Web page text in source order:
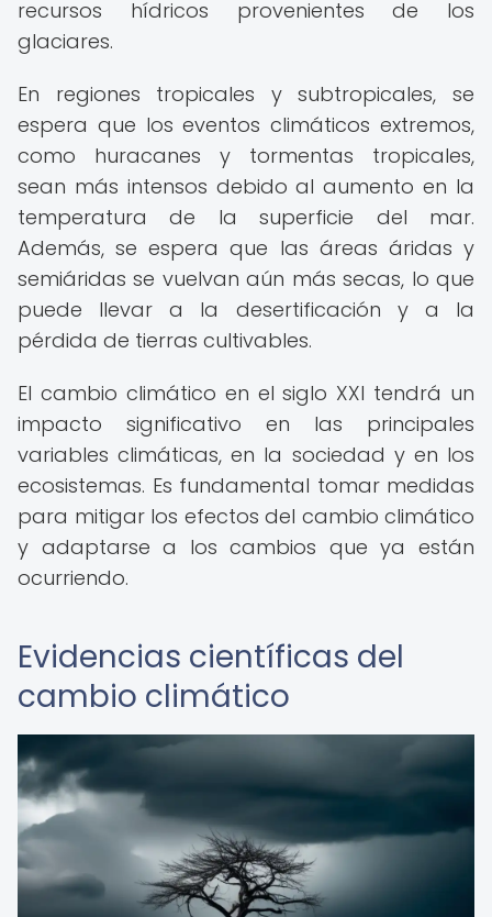
recursos hídricos provenientes de los
glaciares.
En regiones tropicales y subtropicales, se
espera que los eventos climáticos extremos,
como huracanes y tormentas tropicales,
sean más intensos debido al aumento en la
temperatura de la superficie del mar.
Además, se espera que las áreas áridas y
semiáridas se vuelvan aún más secas, lo que
puede llevar a la desertificación y a la
pérdida de tierras cultivables.
El cambio climático en el siglo XXI tendrá un
impacto significativo en las principales
variables climáticas, en la sociedad y en los
ecosistemas. Es fundamental tomar medidas
para mitigar los efectos del cambio climático
y adaptarse a los cambios que ya están
ocurriendo.
Evidencias científicas del
cambio climático